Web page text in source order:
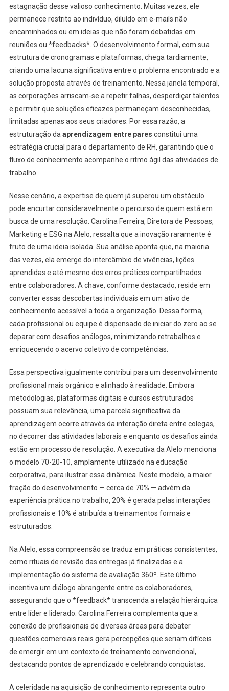
estagnação desse valioso conhecimento. Muitas vezes, ele
permanece restrito ao indivíduo, diluído em e-mails não
encaminhados ou em ideias que não foram debatidas em
reuniões ou *feedbacks*. O desenvolvimento formal, com sua
estrutura de cronogramas e plataformas, chega tardiamente,
criando uma lacuna significativa entre o problema encontrado e a
solução proposta através de treinamento. Nessa janela temporal,
as corporações arriscam-se a repetir falhas, desperdiçar talentos
e permitir que soluções eficazes permaneçam desconhecidas,
limitadas apenas aos seus criadores. Por essa razão, a
estruturação da aprendizagem entre pares constitui uma
estratégia crucial para o departamento de RH, garantindo que o
fluxo de conhecimento acompanhe o ritmo ágil das atividades de
trabalho.
Nesse cenário, a expertise de quem já superou um obstáculo
pode encurtar consideravelmente o percurso de quem está em
busca de uma resolução. Carolina Ferreira, Diretora de Pessoas,
Marketing e ESG na Alelo, ressalta que a inovação raramente é
fruto de uma ideia isolada. Sua análise aponta que, na maioria
das vezes, ela emerge do intercâmbio de vivências, lições
aprendidas e até mesmo dos erros práticos compartilhados
entre colaboradores. A chave, conforme destacado, reside em
converter essas descobertas individuais em um ativo de
conhecimento acessível a toda a organização. Dessa forma,
cada profissional ou equipe é dispensado de iniciar do zero ao se
deparar com desafios análogos, minimizando retrabalhos e
enriquecendo o acervo coletivo de competências.
Essa perspectiva igualmente contribui para um desenvolvimento
profissional mais orgânico e alinhado à realidade. Embora
metodologias, plataformas digitais e cursos estruturados
possuam sua relevância, uma parcela significativa da
aprendizagem ocorre através da interação direta entre colegas,
no decorrer das atividades laborais e enquanto os desafios ainda
estão em processo de resolução. A executiva da Alelo menciona
o modelo 70-20-10, amplamente utilizado na educação
corporativa, para ilustrar essa dinâmica. Neste modelo, a maior
fração do desenvolvimento — cerca de 70% — advém da
experiência prática no trabalho, 20% é gerada pelas interações
profissionais e 10% é atribuída a treinamentos formais e
estruturados.
Na Alelo, essa compreensão se traduz em práticas consistentes,
como rituais de revisão das entregas já finalizadas e a
implementação do sistema de avaliação 360º. Este último
incentiva um diálogo abrangente entre os colaboradores,
assegurando que o *feedback* transcenda a relação hierárquica
entre líder e liderado. Carolina Ferreira complementa que a
conexão de profissionais de diversas áreas para debater
questões comerciais reais gera percepções que seriam difíceis
de emergir em um contexto de treinamento convencional,
destacando pontos de aprendizado e celebrando conquistas.
A celeridade na aquisição de conhecimento representa outro